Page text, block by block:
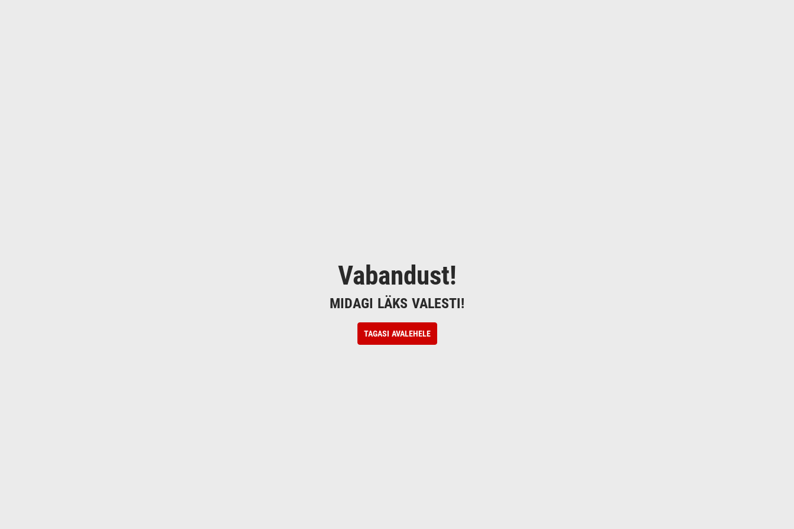
Vabandust!
MIDAGI LÄKS VALESTI!
TAGASI AVALEHELE